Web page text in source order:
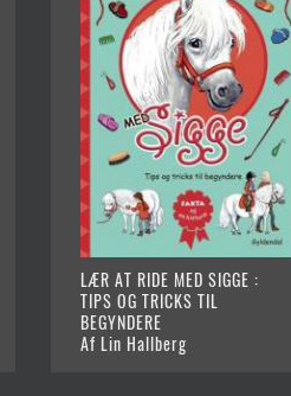
LÆR AT RIDE MED SIGGE :
TIPS OG TRICKS TIL
BEGYNDERE
Af Lin Hallberg